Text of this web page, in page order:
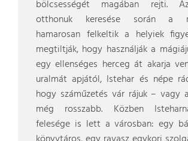
bölcsességét magában rejti.
otthonuk keresése során a
hamarosan felkeltik a helyiek
megtiltják, hogy használják a
egy ellenséges herceg át akarja
uralmát apjától, Istehar és népe
hogy száműzetés vár rájuk – vagy
még rosszabb. Közben
felesége is lett a városban: egy